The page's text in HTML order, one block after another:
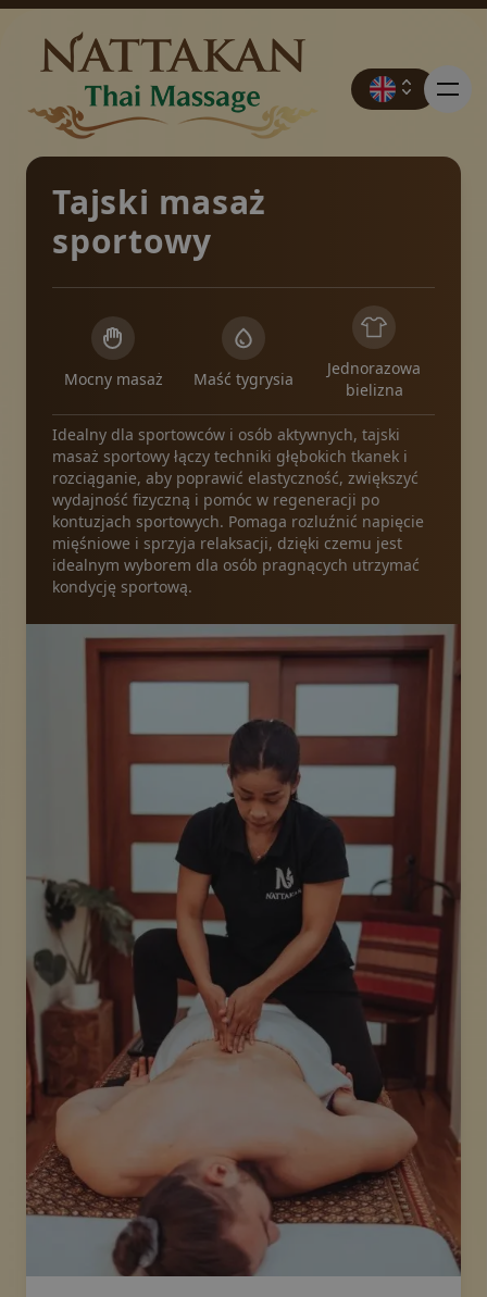
Cennik
Rezerwacja
Kontakt
Promocje
Pakiety
Aktualności
Sklep online
Zadzwoń
Vouchery
Skontaktuj się z nami,
zarezerwuj masaż
Tajski masaż
sportowy
Mocny masaż Maść tygrysia
Jednorazowa
bielizna
Idealny dla sportowców i osób aktywnych, tajski
masaż sportowy łączy techniki głębokich tkanek i
rozciąganie, aby poprawić elastyczność, zwiększyć
wydajność fizyczną i pomóc w regeneracji po
kontuzjach sportowych. Pomaga rozluźnić napięcie
mięśniowe i sprzyja relaksacji, dzięki czemu jest
idealnym wyborem dla osób pragnących utrzymać
kondycję sportową.